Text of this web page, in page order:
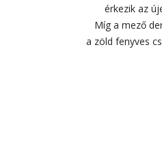
érkezik az
Míg a mező
a zöld fenyves